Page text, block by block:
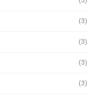
(3)
(3)
(3)
(3)